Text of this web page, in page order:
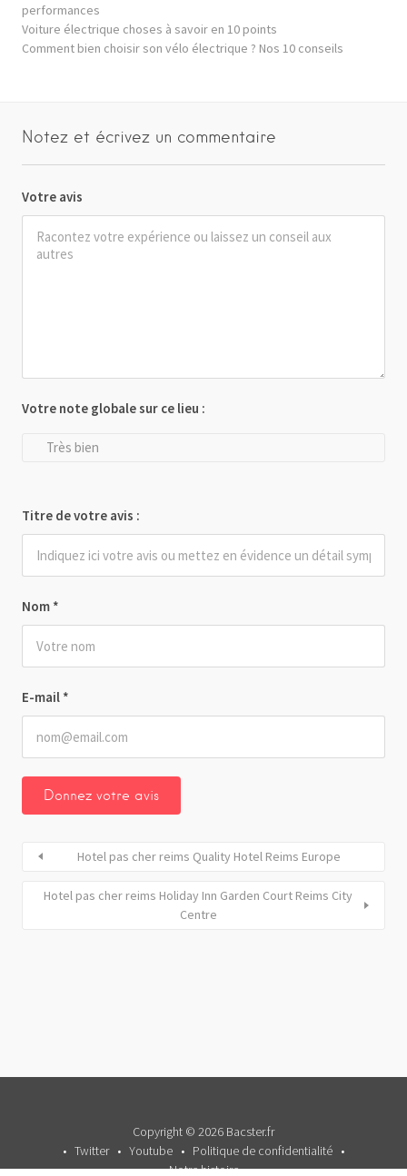
performances
Voiture électrique choses à savoir en 10 points
Comment bien choisir son vélo électrique ? Nos 10 conseils
Notez et écrivez un commentaire
Votre avis
Nom *
E-mail *
Votre note globale sur ce lieu :
Très bien
Titre de votre avis :
Hotel pas cher reims Quality Hotel Reims Europe
Hotel pas cher reims Holiday Inn Garden Court Reims City
Centre
Copyright © 2026 Bacster.fr
Twitter
Youtube
Politique de confidentialité
Notre histoire